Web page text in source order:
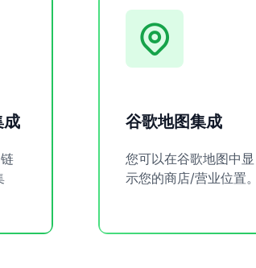
成 谷歌地图集成
您可以在谷歌地图中显
示您的商店/营业位置